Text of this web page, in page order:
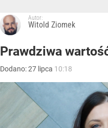
Autor:
Witold Ziomek
Prawdziwa
Dodano:27 lipca 10:18